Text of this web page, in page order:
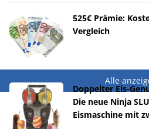
525€ Prämie:
Vergleich
Alle
Doppelter Eis-
Die neue Ninja
Eismaschine mit